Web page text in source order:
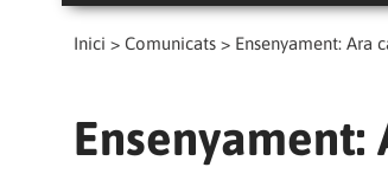
Inici > Comunicats > Ensenyament: Ara